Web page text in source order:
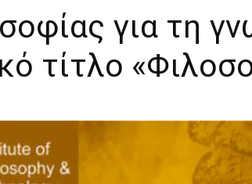
για τη
τίτλο